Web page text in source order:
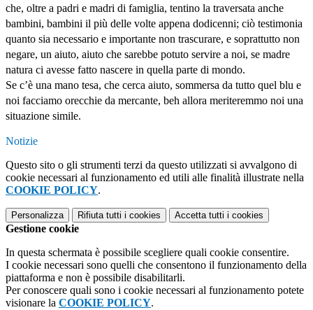
che, oltre a padri e madri di famiglia, tentino la traversata anche
bambini, bambini il più delle volte appena dodicenni; ciò testimonia
quanto sia necessario e importante non trascurare, e soprattutto non
negare, un aiuto, aiuto che sarebbe potuto servire a noi, se madre
natura ci avesse fatto nascere in quella parte di mondo.
Se c’è una mano tesa, che cerca aiuto, sommersa da tutto quel blu e
noi facciamo orecchie da mercante, beh allora meriteremmo noi una
situazione simile.
Notizie
Questo sito o gli strumenti terzi da questo utilizzati si avvalgono di
cookie necessari al funzionamento ed utili alle finalità illustrate nella
COOKIE POLICY.
Personalizza Rifiuta tutti i cookies Accetta tutti i cookies
Gestione cookie
In questa schermata è possibile scegliere quali cookie consentire.
I cookie necessari sono quelli che consentono il funzionamento della
piattaforma e non è possibile disabilitarli.
Per conoscere quali sono i cookie necessari al funzionamento potete
visionare la COOKIE POLICY.